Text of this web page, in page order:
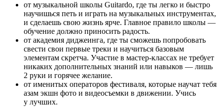
от музыкальной школы Guitardo, где ты легко и быстро
научишься петь и играть на музыкальных инструментах,
и сделаешь свою жизнь ярче. Главное правило школы —
обучение должно приносить радость.
от академия диджеинга, где ты сможешь попробовать
свести свои первые треки и научиться базовым
элементам скретча. Участие в мастер-классах не требует
никаких дополнительных знаний или навыков — лишь
2 руки и горячее желание.
от именитых операторов фестиваля, которые научат тебя
азам экшн фото и видеосъемки в движении. Учись
у лучших.